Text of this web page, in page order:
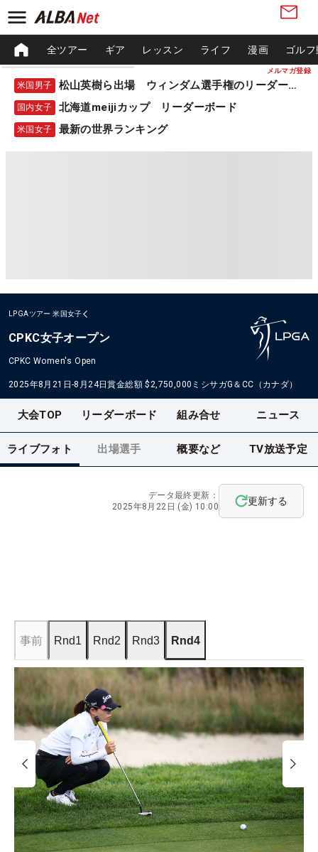
メルマガ登録
全ツアー ギア レッスン ライフ 漫画 ゴル
米国男子 松山英樹ら出場 ウィンダム選手権のリーダーボード
国内女子 北海道meijiカップ リーダーボード
米国女子 最新の世界ランキング
LPGAツアー 米国女子
CPKC女子オープン
CPKC Women's Open
2025年8月21日-8月24日賞金総額 $2,750,000 ミシサガG＆CC（カナダ）
大会TOP リーダーボード 組み合せ ニュース
ライブフォト 出場選手 概要など TV放送予定
データ最終更新：
2025年8月22日 (金) 10:00
更新する
事前 Rnd1 Rnd2 Rnd3 Rnd4